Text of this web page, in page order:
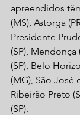
apreendidos
(MS), Astorga
Presidente
(SP), Mendonça
(SP), Belo
(MG), São José
Ribeirão Preto
(SP).